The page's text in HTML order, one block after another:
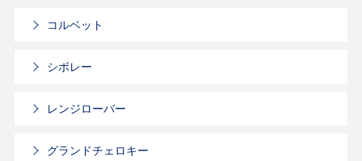
コルベット
シボレー
レンジローバー
グランドチェロキー